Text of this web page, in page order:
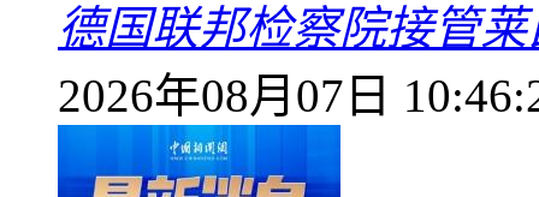
德国联邦检察院接管
2026年08月07日